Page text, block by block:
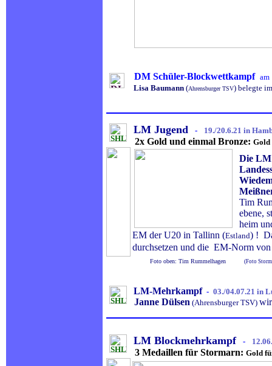
DM Schüler-Blockwettkampf am
Lisa Baumann (Ahrensburger TSV) belegte
LM Jugend - 19./20.6.21 in
2x Gold und einmal Bronze: Gold
Die LM
Tim
ebene,
heim
EM der U20 in Tallinn (Estland) !
durchsetzen und die EM-Norm
Foto oben: Tim Rummelhagen (Foto
LM-Mehrkampf - 03./04.07.21 in
Janne Dülsen (Ahrensburger TSV)
LM Blockmehrkampf -
3 Medaillen für Stormarn: Gold